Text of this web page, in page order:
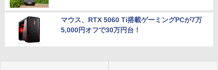
マウス、RTX 5060 Ti搭載ゲーミングPCが7万
5,000円オフで30万円台！